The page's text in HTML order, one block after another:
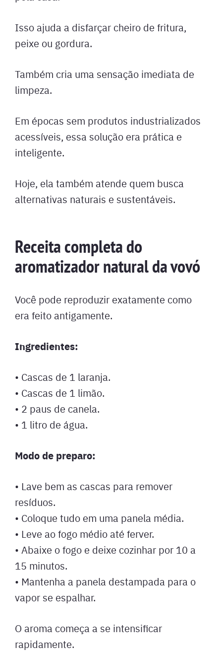
Isso ajuda a disfarçar cheiro de fritura,
peixe ou gordura.
Também cria uma sensação imediata de
limpeza.
Em épocas sem produtos industrializados
acessíveis, essa solução era prática e
inteligente.
Hoje, ela também atende quem busca
alternativas naturais e sustentáveis.
Receita completa do
aromatizador natural da vovó
Você pode reproduzir exatamente como
era feito antigamente.
Ingredientes:
• Cascas de 1 laranja.
• Cascas de 1 limão.
• 2 paus de canela.
• 1 litro de água.
Modo de preparo:
• Lave bem as cascas para remover
resíduos.
• Coloque tudo em uma panela média.
• Leve ao fogo médio até ferver.
• Abaixe o fogo e deixe cozinhar por 10 a
15 minutos.
• Mantenha a panela destampada para o
vapor se espalhar.
O aroma começa a se intensificar
rapidamente.